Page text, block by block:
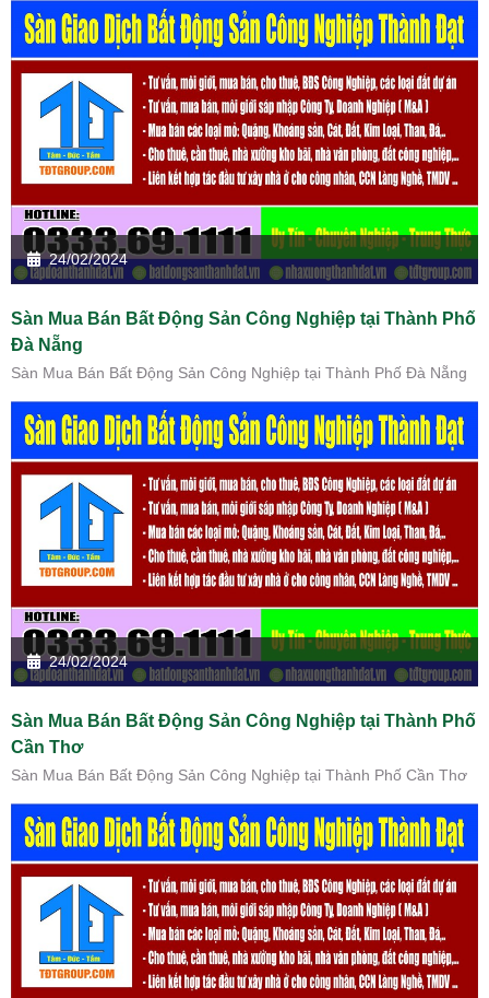
24/02/2024
Sàn Mua Bán Bất Động Sản Công Nghiệp tại Thành Phố
Đà Nẵng
Sàn Mua Bán Bất Động Sản Công Nghiệp tại Thành Phố Đà Nẵng
24/02/2024
Sàn Mua Bán Bất Động Sản Công Nghiệp tại Thành Phố
Cần Thơ
Sàn Mua Bán Bất Động Sản Công Nghiệp tại Thành Phố Cần Thơ